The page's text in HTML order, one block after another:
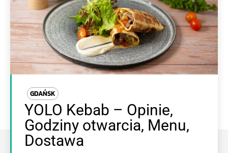
GDAŃSK
YOLO Kebab – Opinie,
Godziny otwarcia, Menu,
Dostawa